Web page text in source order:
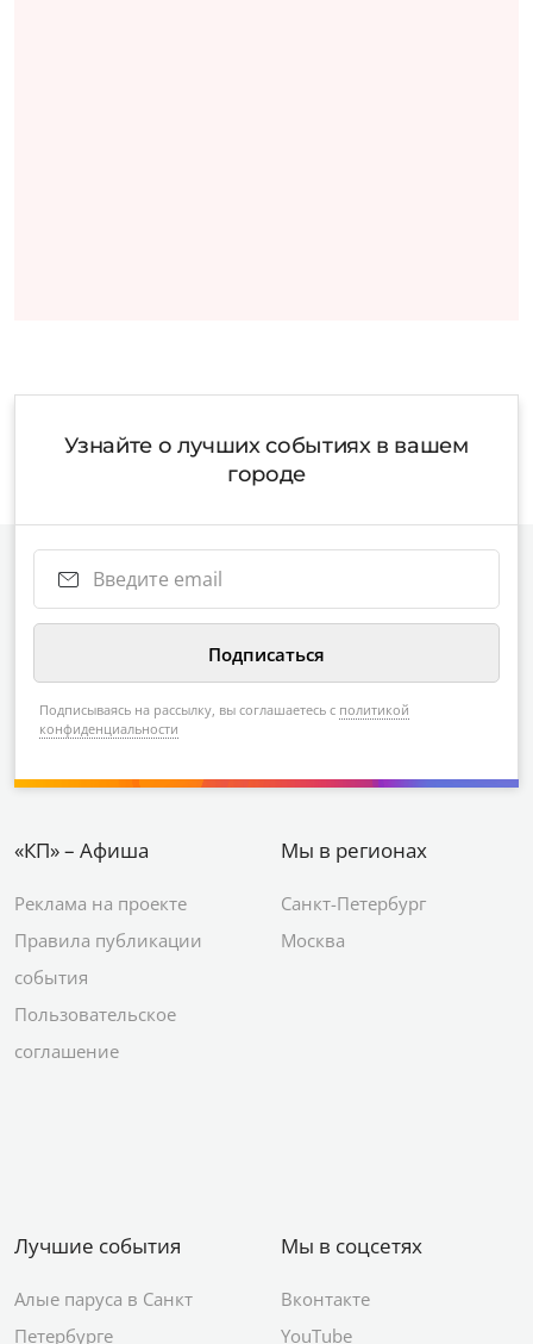
Узнайте о лучших событиях в вашем
городе
Подписываясь на рассылку, вы соглашаетесь с политикой
конфиденциальности
«КП» – Афиша
Реклама на проекте
Правила публикации
события
Пользовательское
соглашение
Мы в регионах
Санкт-Петербург
Москва
Лучшие события
Алые паруса в Санкт
Петербурге
Мы в соцсетях
Вконтакте
YouTube